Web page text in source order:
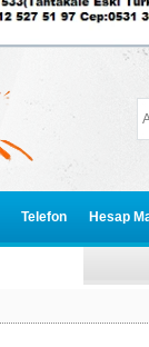
Telefon Hesap